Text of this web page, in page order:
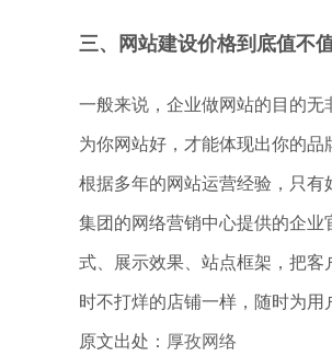
三、网站建设价格到底值不值
一般来说，企业做网站的目的
为你网站好，才能体现出你的品
根据多年的网站运营经验，只
集团的网络营销中心提供的企
式、展示效果、站点框架，把
时不打烊的店铺一样，随时为用
原文出处： 厚孜网络